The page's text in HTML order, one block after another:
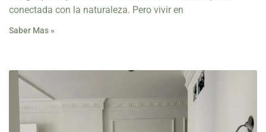
conectada con la naturaleza. Pero vivir en
Saber Mas »